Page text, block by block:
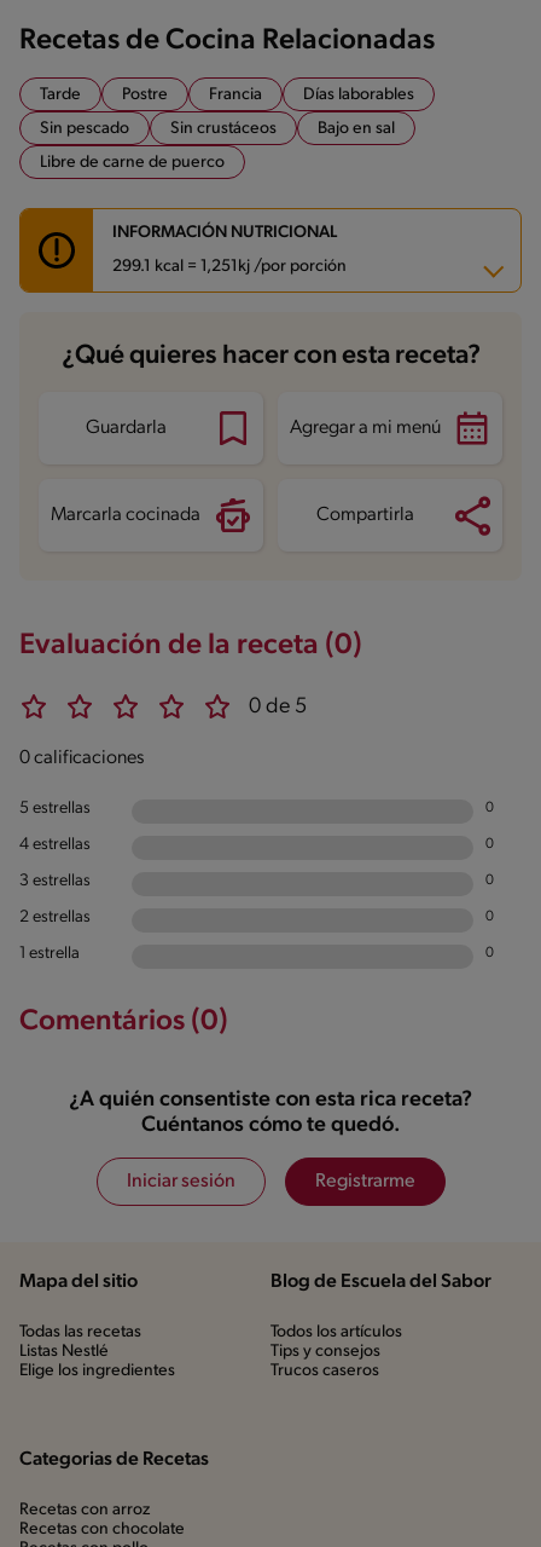
Recetas de Cocina Relacionadas
Tarde Postre Francia
Días laborables
Sin pescado
Sin crustáceos
Bajo en sal
Libre de carne de puerco
INFORMACIÓN NUTRICIONAL
299.1 kcal = 1,251kj /por porción
Carbohidratos
21.1 g
Energía 299.1 kcal
Proteína
Grasas saturadas 10.1 g
¿Qué quieres hacer con esta receta?
Guardarla Agregar a mi menú
Marcarla cocinada Compartirla
Evaluación de la receta (0)
0 de 5
0 calificaciones
5 estrellas 0
4 estrellas 0
3 estrellas 0
2 estrellas 0
1 estrella 0
Comentários (0)
¿A quién consentiste con esta rica receta?
Cuéntanos cómo te quedó.
Iniciar sesión Registrarme
Mapa del sitio
Todas las recetas
Listas Nestlé
Elige los ingredientes
Blog de Escuela del Sabor
Todos los artículos
Tips y consejos
Trucos caseros
Categorias de Recetas
Recetas con arroz
Recetas con chocolate